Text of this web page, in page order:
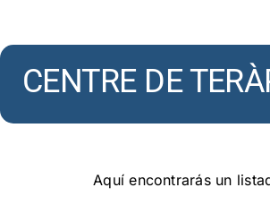
content
CENTRE DE
Aquí encontrarás un